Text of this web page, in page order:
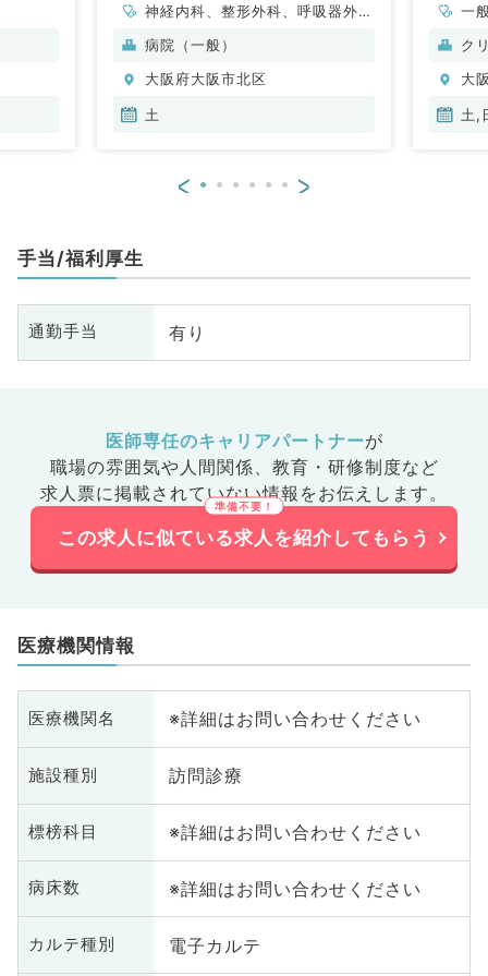
神経内科、整形外科、呼吸器外
科、泌尿器科、一般内科、循環器
内分泌・代謝内科、腎臓内科、血
液内科、外科系全般、一般外科、
病院（一般）
大阪府大阪市北区
土
一
ク
大
土,
< >
手当/福利厚生
通勤手当 有り
医師専任のキャリアパートナーが
職場の雰囲気や人間関係、 教育・研修制度など
求人票に掲載されていない情報をお伝えします。
この求人に似ている求人を紹介してもらう
医療機関情報
医療機関名 ※詳細はお問い合わせください
施設種別 訪問診療
標榜科目 ※詳細はお問い合わせください
病床数 ※詳細はお問い合わせください
カルテ種別 電子カルテ